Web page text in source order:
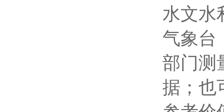
水文水
气象台
部门测
据；也